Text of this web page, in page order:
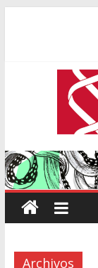
Archivos